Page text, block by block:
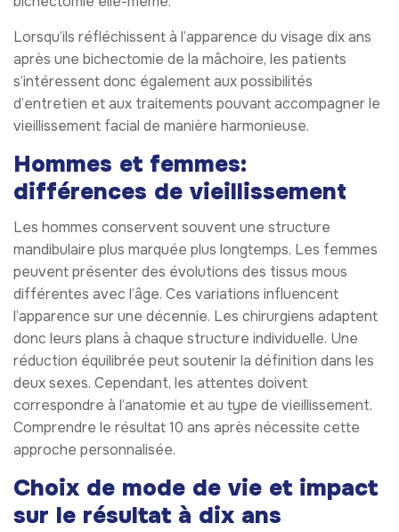
Lorsqu’ils réfléchissent à l’apparence du visage dix ans
après une bichectomie de la mâchoire, les patients
s’intéressent donc également aux possibilités
d’entretien et aux traitements pouvant accompagner le
vieillissement facial de manière harmonieuse.
Hommes et femmes:
différences de vieillissement
Les hommes conservent souvent une structure
mandibulaire plus marquée plus longtemps. Les femmes
peuvent présenter des évolutions des tissus mous
différentes avec l’âge. Ces variations influencent
l’apparence sur une décennie. Les chirurgiens adaptent
donc leurs plans à chaque structure individuelle. Une
réduction équilibrée peut soutenir la définition dans les
deux sexes. Cependant, les attentes doivent
correspondre à l’anatomie et au type de vieillissement.
Comprendre le résultat 10 ans après nécessite cette
approche personnalisée.
Choix de mode de vie et impact
sur le résultat à dix ans